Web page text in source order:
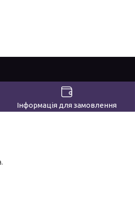
Інформація для замовлення